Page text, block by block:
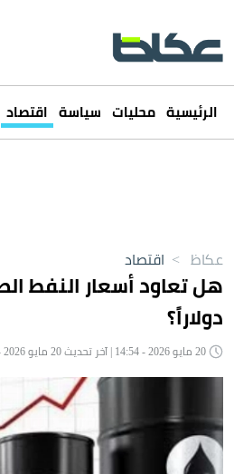
الرئيسية محليات سياسة اقتصاد
عكاظ > اقتصاد
دولاراً؟